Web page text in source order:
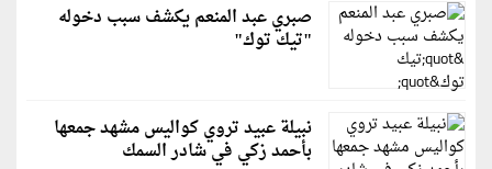
صبري عبد المنعم يكشف سبب دخوله
"تيك توك"
نبيلة عبيد تروي كواليس مشهد جمعها
بأحمد زكي في شادر السمك